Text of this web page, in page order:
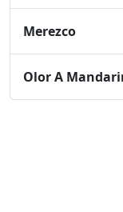
Merezco
Olor A